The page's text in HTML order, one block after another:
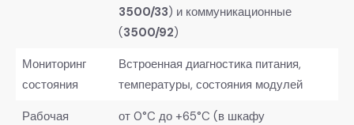
3500/33) и коммуникационные
(3500/92)
Мониторинг
состояния
Встроенная диагностика питания,
температуры, состояния модулей
Рабочая
от 0°C до +65°C (в шкафу